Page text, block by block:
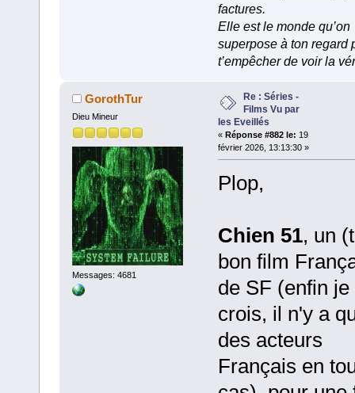
factures.
Elle est le monde qu’on
superpose à ton regard
t’empêcher de voir la
GorothTur
Dieu Mineur
Messages: 4681
Re : Séries -
Films Vu par
les Eveillés
« Réponse #882 le: 19
février 2026, 13:13:30 »
Plop,
Chien 51, un
bon film
de SF (enfin je
crois, il n'y a
des acteurs
Français en